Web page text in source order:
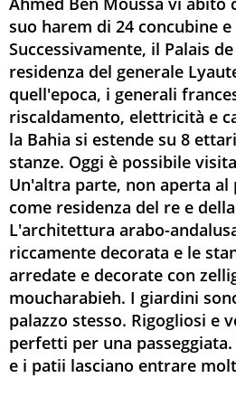
suo harem di 24 concubine
Successivamente, il Palais
residenza del generale
quell'epoca, i generali
riscaldamento, elettricità e
la Bahia si estende su 8
stanze. Oggi è possibile
Un'altra parte, non aperta al
come residenza del re e
L'architettura arabo-
riccamente decorata e le
arredate e decorate con
moucharabieh. I giardini
palazzo stesso. Rigogliosi e
perfetti per una
e i patii lasciano entrare